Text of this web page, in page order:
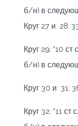
б/н) в
Круг 27 и 28:
Круг 29: *10
б/н) в
Круг 30 и 31:
Круг 32: *11